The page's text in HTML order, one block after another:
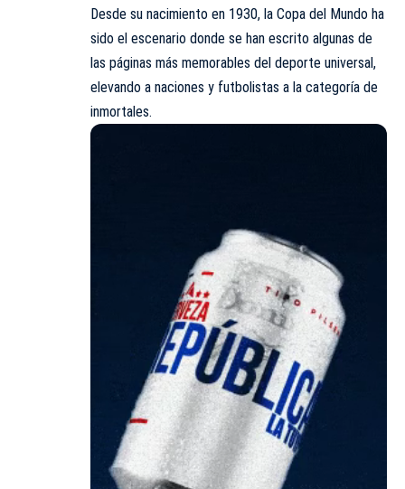
Desde su nacimiento en 1930, la Copa del Mundo ha
sido el escenario donde se han escrito algunas de
las páginas más memorables del deporte universal,
elevando a naciones y futbolistas a la categoría de
inmortales.